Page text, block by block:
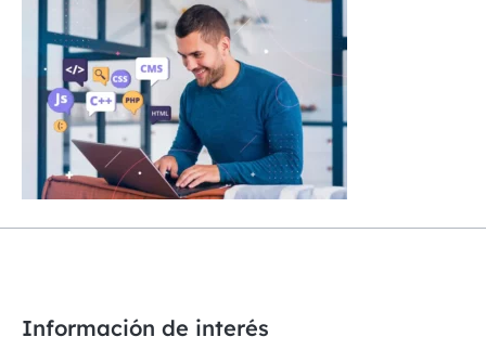
Información de interés